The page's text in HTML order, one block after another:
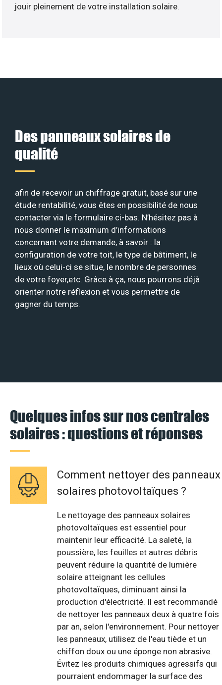
jouir pleinement de votre installation solaire.
Des panneaux solaires de
qualité
afin de recevoir un chiffrage gratuit, basé sur une
étude rentabilité, vous êtes en possibilité de nous
contacter via le formulaire ci-bas. N’hésitez pas à
nous donner le maximum d’informations
concernant votre demande, à savoir : la
configuration de votre toit, le type de bâtiment, le
lieux où celui-ci se situe, le nombre de personnes
de votre foyer,etc. Grâce à ça, nous pourrons déjà
orienter notre réflexion et vous permettre de
gagner du temps.
Quelques infos sur nos centrales
solaires : questions et réponses
Comment nettoyer des panneaux
solaires photovoltaïques ?
Le nettoyage des panneaux solaires
photovoltaïques est essentiel pour
maintenir leur efficacité. La saleté, la
poussière, les feuilles et autres débris
peuvent réduire la quantité de lumière
solaire atteignant les cellules
photovoltaïques, diminuant ainsi la
production d'électricité. Il est recommandé
de nettoyer les panneaux deux à quatre fois
par an, selon l'environnement. Pour nettoyer
les panneaux, utilisez de l'eau tiède et un
chiffon doux ou une éponge non abrasive.
Évitez les produits chimiques agressifs qui
pourraient endommager la surface des